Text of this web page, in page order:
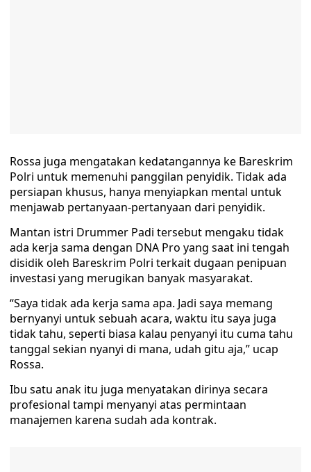
Rossa juga mengatakan kedatangannya ke Bareskrim
Polri untuk memenuhi panggilan penyidik. Tidak ada
persiapan khusus, hanya menyiapkan mental untuk
menjawab pertanyaan-pertanyaan dari penyidik.
Mantan istri Drummer Padi tersebut mengaku tidak
ada kerja sama dengan DNA Pro yang saat ini tengah
disidik oleh Bareskrim Polri terkait dugaan penipuan
investasi yang merugikan banyak masyarakat.
“Saya tidak ada kerja sama apa. Jadi saya memang
bernyanyi untuk sebuah acara, waktu itu saya juga
tidak tahu, seperti biasa kalau penyanyi itu cuma tahu
tanggal sekian nyanyi di mana, udah gitu aja,” ucap
Rossa.
Ibu satu anak itu juga menyatakan dirinya secara
profesional tampi menyanyi atas permintaan
manajemen karena sudah ada kontrak.